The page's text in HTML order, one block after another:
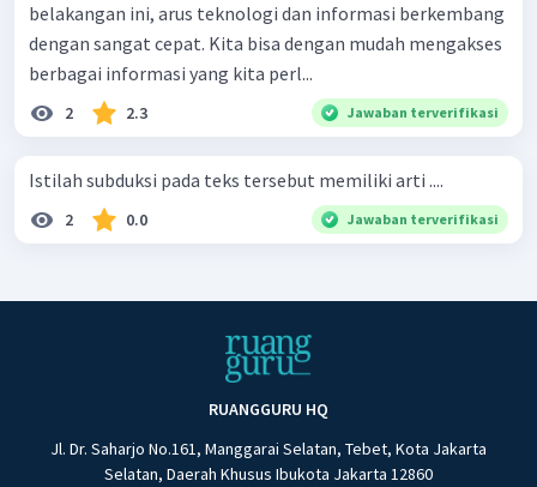
belakangan ini, arus teknologi dan informasi berkembang
dengan sangat cepat. Kita bisa dengan mudah mengakses
berbagai informasi yang kita perl...
2 2.3 Jawaban terverifikasi
Istilah subduksi pada teks tersebut memiliki arti ....
2 0.0 Jawaban terverifikasi
RUANGGURU HQ
Jl. Dr. Saharjo No.161, Manggarai Selatan, Tebet, Kota Jakarta
Selatan, Daerah Khusus Ibukota Jakarta 12860